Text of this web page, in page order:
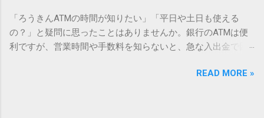
ン上のすべての文字には、いわば「住所」のような番号が割
り振られています。変換候補に出ない文字でも、この住所
（コード）を直接指定すれば、確実に呼び出すことができる
のです。 2. Windows標準機能！文字コードで漢字を出す「16
進数入力」 最も汎用性が高く、特別なソフトも不要なのが
受け取り術と、連携による具体的なメリットを徹底解説しま
す。 佐川急便の再配達が劇的に変わる「スマートクラブ」と
は？ まず押さえておきたいのが、佐川急便の個人向け無料会
況をリアルタイムで管理するための基盤となるサービスで
「ろうきんATMの時間が知りたい」「平日や土日も使える
の？」と疑問に思ったことはありませんか。銀行のATMは便
利ですが、営業時間や手数料を知らないと、急な入出金で困
ATM営業時間や利用の注意点、便利な活用法 を詳しく解説し
READ MORE »